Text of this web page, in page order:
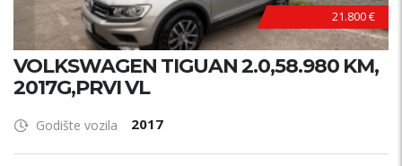
21.800 €
VOLKSWAGEN TIGUAN 2.0,58.980 KM,
2017G,PRVI VL
Godište vozila 2017